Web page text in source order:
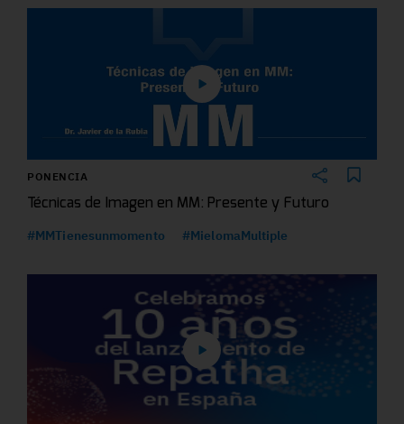
PONENCIA
Técnicas de Imagen en MM: Presente y Futuro
#MMTienesunmomento #MielomaMultiple